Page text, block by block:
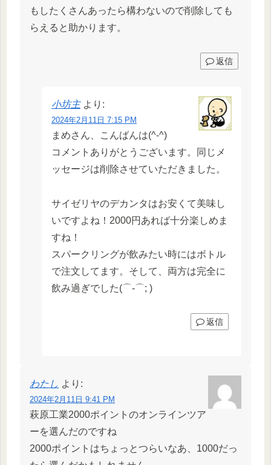
もしたくさんあったら構わないので削除しても
らえると助かります。
返信
小坊主 より:
2024年2月11日 7:15 PM
まめさん、こんばんは(^-^)
コメントありがとうございます。同じメ
ッセージは削除させていただきました。
サイゼリヤのデカンタはお安くて美味し
いですよね！2000円あれば十分楽しめま
すね！
スパークリングが飲みたい時にはボトル
で注文してます。そして、両方は完全に
飲み過ぎでした(⌒-⌒; )
返信
わたし より:
2024年2月11日 9:41 PM
萩原工業2000ポイントのオンラインツア
ーを選んだのですね
2000ポイントはちょっとつらいなあ、1000だっ